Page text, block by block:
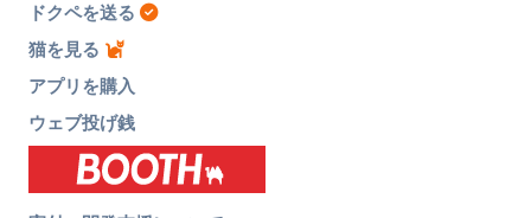
ドクペを送る
猫を見る
アプリを購入
ウェブ投げ銭